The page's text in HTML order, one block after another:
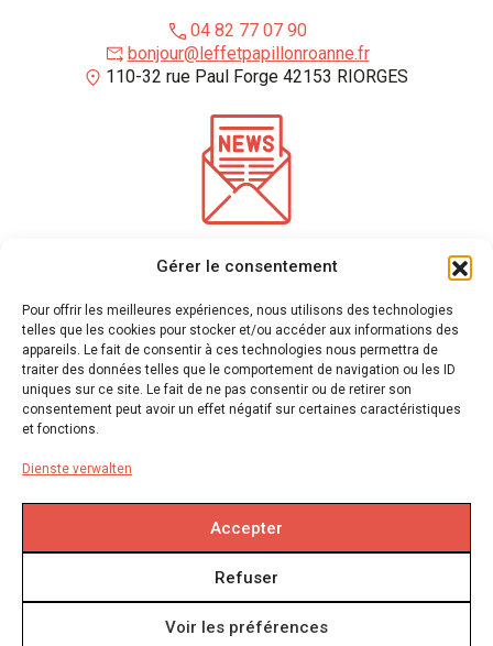
Gérer le consentement
Pour offrir les meilleures expériences, nous utilisons des technologies
telles que les cookies pour stocker et/ou accéder aux informations des
appareils. Le fait de consentir à ces technologies nous permettra de
traiter des données telles que le comportement de navigation ou les ID
uniques sur ce site. Le fait de ne pas consentir ou de retirer son
consentement peut avoir un effet négatif sur certaines caractéristiques
et fonctions.
Dienste verwalten
Accepter
Refuser
Voir les préférences
04 82 77 07 90
bonjour@leffetpapillonroanne.fr
110-32 rue Paul Forge 42153 RIORGES
Pflichtfelder
Geben Sie Ihre E-Mail-Adresse ein, um unseren Newsletter
zu erhalten
Wir verwenden mailchimp für den Versand von Newslettern(Siehe hier ihre
Datenschutzerklärung)
. Sie können sich jederzeit abmelden, indem Sie auf den Link in der
Fußzeile unserer E-Mails klicken. Für weitere Informationen besuchen Sie bitteunsere
Datenschutzerklärung.
Erstattungs- und Rückgabepolitik
Cookie Policy (DE)